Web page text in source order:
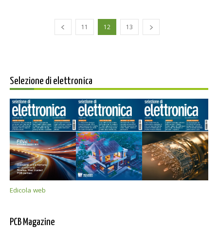
11 12 13
Selezione di elettronica
Edicola web
PCB Magazine